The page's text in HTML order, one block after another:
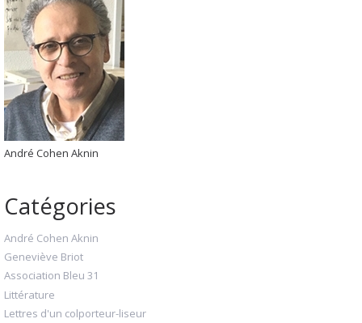
André Cohen Aknin
Catégories
André Cohen Aknin
Geneviève Briot
Association Bleu 31
Littérature
Lettres d'un colporteur-liseur